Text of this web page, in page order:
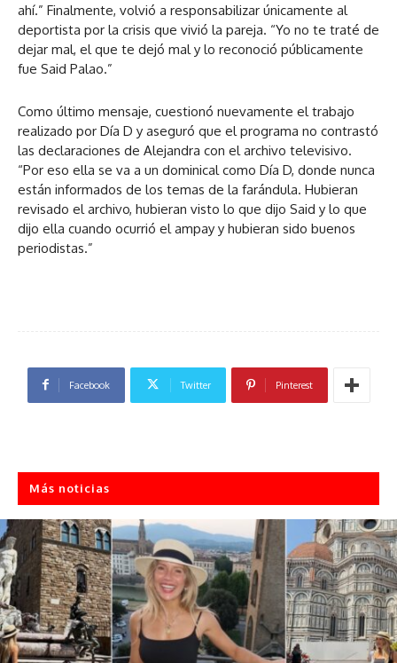
ahí.” Finalmente, volvió a responsabilizar únicamente al
deportista por la crisis que vivió la pareja. “Yo no te traté de
dejar mal, el que te dejó mal y lo reconoció públicamente
fue Said Palao.”
Como último mensaje, cuestionó nuevamente el trabajo
realizado por Día D y aseguró que el programa no contrastó
las declaraciones de Alejandra con el archivo televisivo.
“Por eso ella se va a un dominical como Día D, donde nunca
están informados de los temas de la farándula. Hubieran
revisado el archivo, hubieran visto lo que dijo Said y lo que
dijo ella cuando ocurrió el ampay y hubieran sido buenos
periodistas.”
Facebook Twitter Pinterest
Más noticias